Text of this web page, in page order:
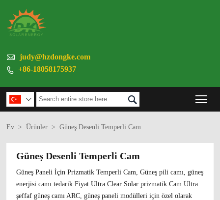
 judy@hzdongke.com
 +86-18058175937
 
Ev > Ürünler > Güneş Desenli Temperli Cam
Güneş Desenli Temperli Cam
Güneş Paneli İçin Prizmatik Temperli Cam, Güneş pili camı, güneş
enerjisi camı tedarik Fiyat Ultra Clear Solar prizmatik Cam Ultra
şeffaf güneş camı ARC, güneş paneli modülleri için özel olarak